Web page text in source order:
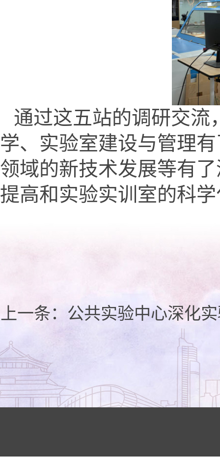
通过这五站的调研交流
学、实验室建设与管理
领域的新技术发展等有
提高和实验实训室的科
上一条： 公共实验中心深化